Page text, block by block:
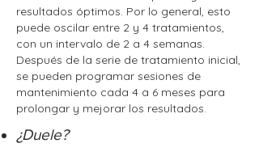
resultados óptimos. Por lo general, esto
puede oscilar entre 2 y 4 tratamientos,
con un intervalo de 2 a 4 semanas.
Después de la serie de tratamiento inicial,
se pueden programar sesiones de
mantenimiento cada 4 a 6 meses para
prolongar y mejorar los resultados.
¿Duele?